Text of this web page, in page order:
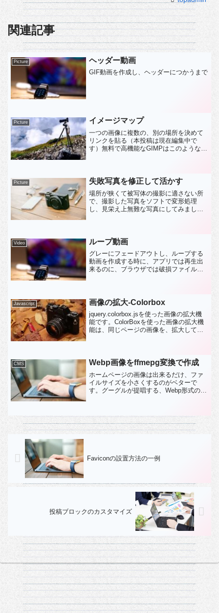
関連記事
Picture ヘッダー動画
GIF動画を作成し、ヘッダーにつかうまで
Picture イメージマップ
一つの画像に複数の、別の場所を決めて
リンクを貼る（本投稿は現在編集中で
す）無料で高機能なGIMPはこのような場
作方法を説明していま...
Picture 失敗写真を修正して活かす
場所が狭くて被写体の撮影に適さない所
で、撮影した写真をソフトで変形処理
し、見栄え上無難な写真にしてみました
て不自然な状態です。これを...
Video ループ動画
グレーにフェードアウトし、ループする
動画を作成する時に、アプリでは再生出
来るのに、ブラウザでは破損ファイルを
Javascript 画像の拡大-Colorbox
jquery.colorbox.jsを使った画像の拡大機
能です。ColorBoxを使った画像の拡大機
能は、同じページの画像を、拡大して、
CMS Webp画像をffmepg変換で作成
ホームページの画像は出来るだけ、ファ
イルサイズを小さくするのがベターで
す。グーグルが提唱する、Webp形式の画
機能を使って、サイ...
Faviconの設置方法の一例
投稿ブロックのカスタマイズ